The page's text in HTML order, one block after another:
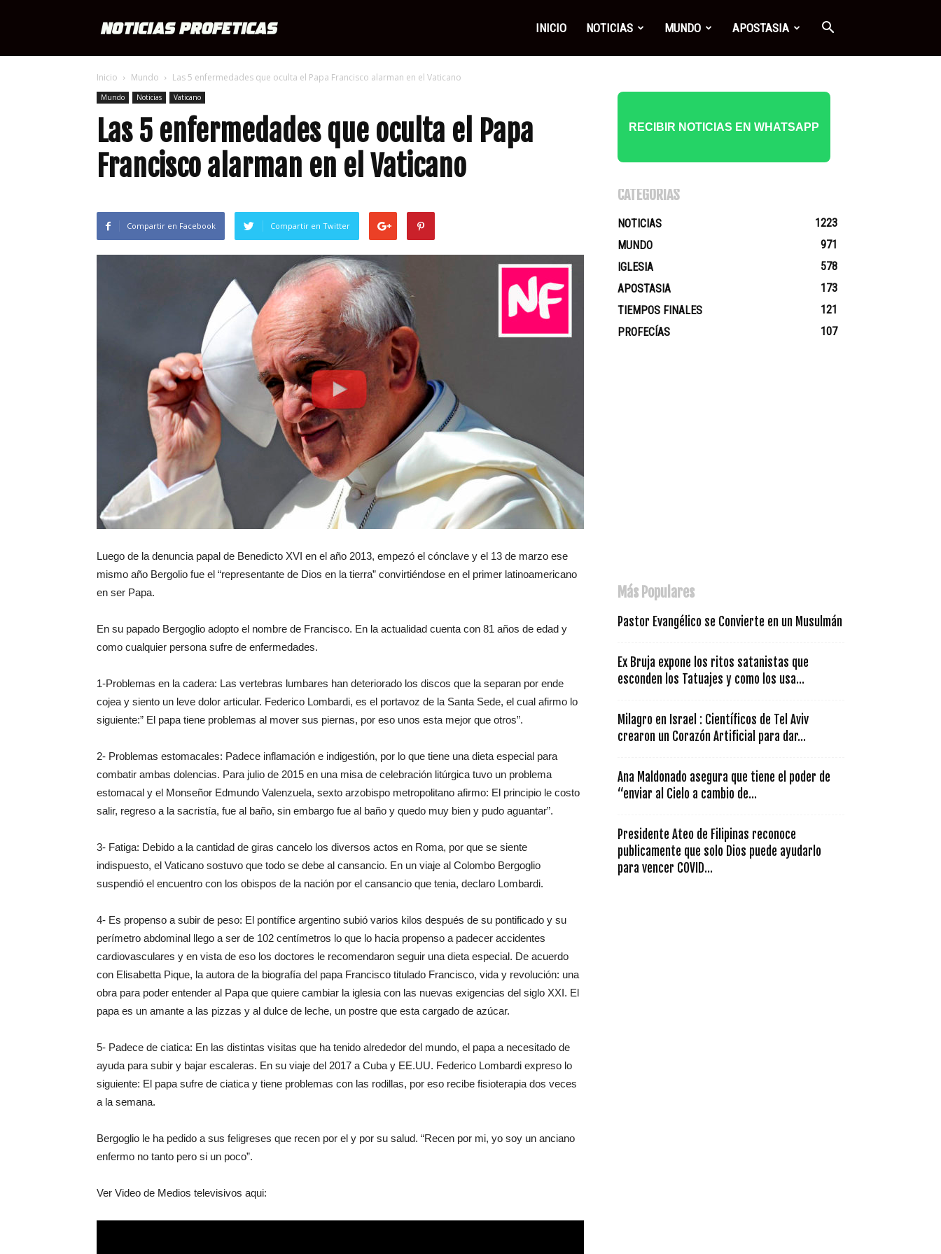
Proféticas
INICIO NOTICIAS MUNDO APOSTASIA
Inicio Mundo Las 5 enfermedades que oculta el Papa Francisco alarman en el Vaticano
Mundo Noticias Vaticano
Las 5 enfermedades que oculta el Papa
Francisco alarman en el Vaticano
Compartir en Facebook Compartir en Twitter
Luego de la denuncia papal de Benedicto XVI en el año 2013, empezó el cónclave y el 13 de marzo ese
mismo año Bergolio fue el “representante de Dios en la tierra” convirtiéndose en el primer latinoamericano
en ser Papa.
En su papado Bergoglio adopto el nombre de Francisco. En la actualidad cuenta con 81 años de edad y
como cualquier persona sufre de enfermedades.
1-Problemas en la cadera: Las vertebras lumbares han deteriorado los discos que la separan por ende
cojea y siento un leve dolor articular. Federico Lombardi, es el portavoz de la Santa Sede, el cual afirmo lo
siguiente:” El papa tiene problemas al mover sus piernas, por eso unos esta mejor que otros”.
2- Problemas estomacales: Padece inflamación e indigestión, por lo que tiene una dieta especial para
combatir ambas dolencias. Para julio de 2015 en una misa de celebración litúrgica tuvo un problema
estomacal y el Monseñor Edmundo Valenzuela, sexto arzobispo metropolitano afirmo: El principio le costo
salir, regreso a la sacristía, fue al baño, sin embargo fue al baño y quedo muy bien y pudo aguantar”.
3- Fatiga: Debido a la cantidad de giras cancelo los diversos actos en Roma, por que se siente
indispuesto, el Vaticano sostuvo que todo se debe al cansancio. En un viaje al Colombo Bergoglio
suspendió el encuentro con los obispos de la nación por el cansancio que tenia, declaro Lombardi.
4- Es propenso a subir de peso: El pontífice argentino subió varios kilos después de su pontificado y su
perímetro abdominal llego a ser de 102 centímetros lo que lo hacia propenso a padecer accidentes
cardiovasculares y en vista de eso los doctores le recomendaron seguir una dieta especial. De acuerdo
con Elisabetta Pique, la autora de la biografía del papa Francisco titulado Francisco, vida y revolución: una
obra para poder entender al Papa que quiere cambiar la iglesia con las nuevas exigencias del siglo XXI. El
papa es un amante a las pizzas y al dulce de leche, un postre que esta cargado de azúcar.
5- Padece de ciatica: En las distintas visitas que ha tenido alrededor del mundo, el papa a necesitado de
ayuda para subir y bajar escaleras. En su viaje del 2017 a Cuba y EE.UU. Federico Lombardi expreso lo
siguiente: El papa sufre de ciatica y tiene problemas con las rodillas, por eso recibe fisioterapia dos veces
a la semana.
Bergoglio le ha pedido a sus feligreses que recen por el y por su salud. “Recen por mi, yo soy un anciano
enfermo no tanto pero si un poco”.
Ver Video de Medios televisivos aqui:
RECIBIR NOTICIAS EN WHATSAPP
CATEGORÍAS
NOTICIAS
1223
MUNDO
971
IGLESIA
578
APOSTASIA
173
TIEMPOS FINALES
121
PROFECÍAS
107
Más Populares
Pastor Evangélico se Convierte en un Musulmán
Ex Bruja expone los ritos satanistas que
esconden los Tatuajes y como los usa...
Milagro en Israel : Científicos de Tel Aviv
crearon un Corazón Artificial para dar...
Ana Maldonado asegura que tiene el poder de
“enviar al Cielo a cambio de...
Presidente Ateo de Filipinas reconoce
publicamente que solo Dios puede ayudarlo
para vencer COVID...